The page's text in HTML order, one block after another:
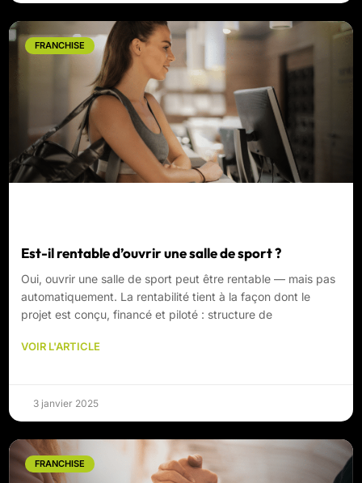
FRANCHISE
Est-il rentable d’ouvrir une salle de sport ?
Oui, ouvrir une salle de sport peut être rentable — mais pas
automatiquement. La rentabilité tient à la façon dont le
projet est conçu, financé et piloté : structure de
VOIR L'ARTICLE
3 janvier 2025
FRANCHISE